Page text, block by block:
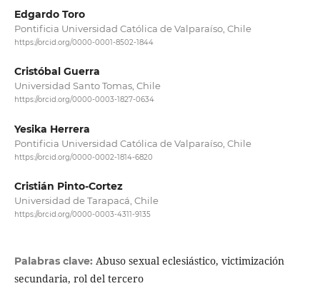
Edgardo Toro
Pontificia Universidad Católica de Valparaíso, Chile
https://orcid.org/0000-0001-8502-1844
Cristóbal Guerra
Universidad Santo Tomas, Chile
https://orcid.org/0000-0003-1827-0634
Yesika Herrera
Pontificia Universidad Católica de Valparaíso, Chile
https://orcid.org/0000-0002-1814-6820
Cristián Pinto-Cortez
Universidad de Tarapacá, Chile
https://orcid.org/0000-0003-4311-9135
Palabras clave: Abuso sexual eclesiástico, victimización
secundaria, rol del tercero